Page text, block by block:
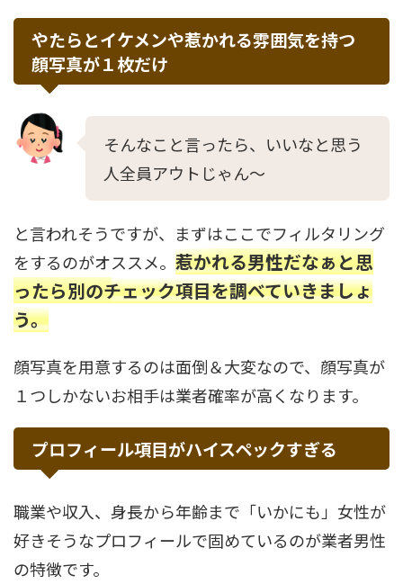
やたらとイケメンや惹かれる雰囲気を持つ
顔写真が１枚だけ
そんなこと言ったら、いいなと思う
人全員アウトじゃん〜
と言われそうですが、まずはここでフィルタリング
をするのがオススメ。 惹かれる男性だなぁと思
ったら別のチェック項目を調べていきましょ
う。
顔写真を用意するのは面倒＆大変なので、顔写真が
１つしかないお相手は業者確率が高くなります。
プロフィール項目がハイスペックすぎる
職業や収入、身長から年齢まで「いかにも」女性が
好きそうなプロフィールで固めているのが業者男性
の特徴です。